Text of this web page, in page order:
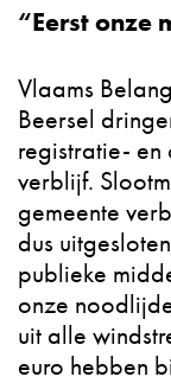
“Eerst onze
Vlaams
Beersel
registratie-
verblijf.
gemeente
dus
publieke
onze
uit alle
euro hebben